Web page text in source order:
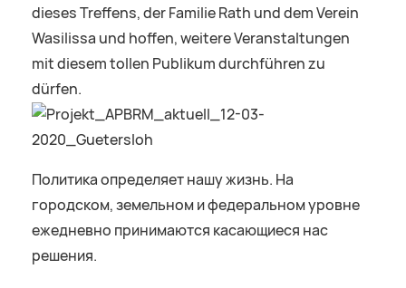
dieses Treffens, der Familie Rath und dem Verein
Wasilissa und hoffen, weitere Veranstaltungen
mit diesem tollen Publikum durchführen zu
dürfen.
Политика определяет нашу жизнь. На
городском, земельном и федеральном уровне
ежедневно принимаются касающиеся нас
решения.